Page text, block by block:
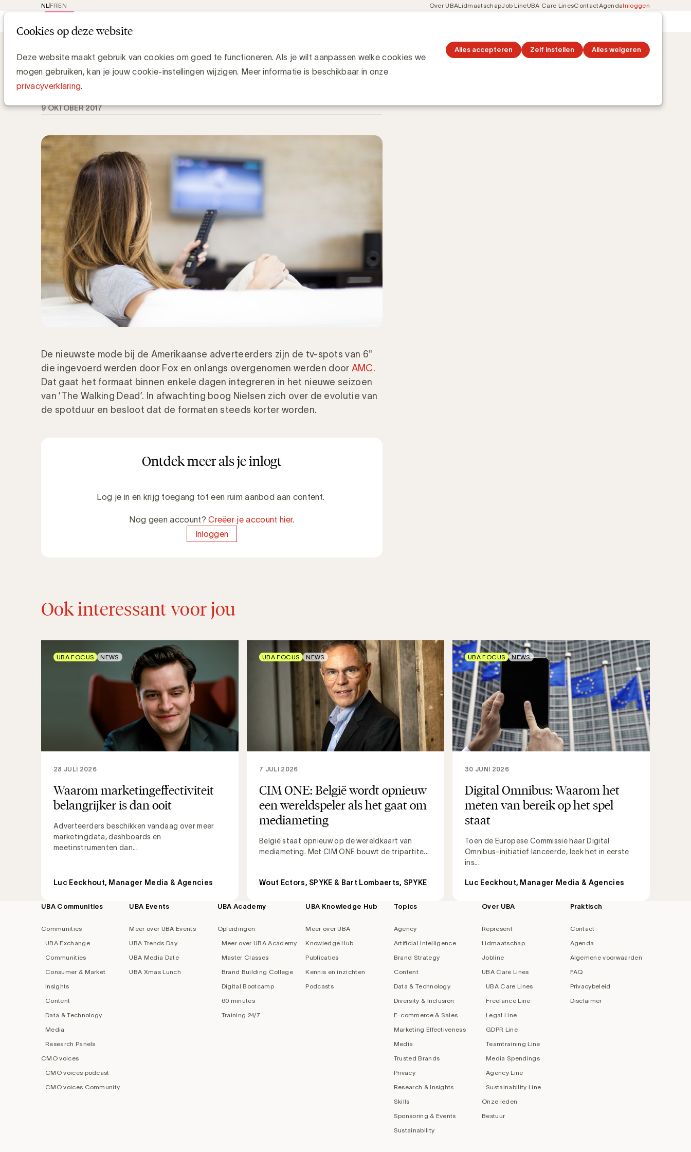
Cookies op deze website
Deze website maakt gebruik van cookies om goed te functioneren. Als je wilt aanpassen welke cookies we
mogen gebruiken, kan je jouw cookie-instellingen wijzigen. Meer informatie is beschikbaar in onze
privacyverklaring.
Alles accepteren Zelf instellen Alles weigeren
EN
FR
NL
Meta
Over UBALidmaatschapJob LineUBA Care LinesContactAgendaInloggen
Korte formaten steeds populairder
Media Marketing
9 OKTOBER 2017
De nieuwste mode bij de Amerikaanse adverteerders zijn de tv-spots van 6"
die ingevoerd werden door Fox en onlangs overgenomen werden door AMC.
Dat gaat het formaat binnen enkele dagen integreren in het nieuwe seizoen
van ’The Walking Dead’. In afwachting boog Nielsen zich over de evolutie van
de spotduur en besloot dat de formaten steeds korter worden.
Ontdek meer als je inlogt
Log je in en krijg toegang tot een ruim aanbod aan content.
Nog geen account?Creëer je account hier.
Inloggen
Ook interessant voor jou
Waarom marketingeffectiviteit
belangrijker is dan ooit
Adverteerders beschikken vandaag over meer
marketingdata, dashboards en
meetinstrumenten dan...
28 JULI 2026
Luc Eeckhout, Manager Media & Agencies
UBA FOCUS NEWS
CIM ONE: België wordt opnieuw
een wereldspeler als het gaat om
mediameting
België staat opnieuw op de wereldkaart van
mediameting. Met CIM ONE bouwt de tripartite...
7 JULI 2026
Wout Ectors, SPYKE & Bart Lombaerts, SPYKE
UBA FOCUS NEWS
Digital Omnibus: Waarom het
meten van bereik op het spel
staat
Toen de Europese Commissie haar Digital
Omnibus-initiatief lanceerde, leek het in eerste
ins...
30 JUNI 2026
Luc Eeckhout, Manager Media & Agencies
UBA FOCUS NEWS
Footer
UBA Communities
Communities
UBA Exchange
Communities
Consumer & Market
Insights
Content
Data & Technology
Media
Research Panels
CMO voices
CMO voices podcast
CMO voices Community
UBA Events
Meer over UBA Events
UBA Trends Day
UBA Media Date
UBA Xmas Lunch
UBA Academy
Opleidingen
Meer over UBA Academy
Master Classes
Brand Building College
Digital Bootcamp
60 minutes
Training 24/7
UBA Knowledge Hub
Meer over UBA
Knowledge Hub
Publicaties
Kennis en inzichten
Podcasts
Topics
Agency
Artificial Intelligence
Brand Strategy
Content
Data & Technology
Diversity & Inclusion
E-commerce & Sales
Marketing Effectiveness
Media
Trusted Brands
Privacy
Research & Insights
Skills
Sponsoring & Events
Sustainability
Over UBA
Represent
Lidmaatschap
Jobline
UBA Care Lines
UBA Care Lines
Freelance Line
Legal Line
GDPR Line
Teamtraining Line
Media Spendings
Agency Line
Sustainability Line
Onze leden
Bestuur
Praktisch
Contact
Agenda
Algemene voorwaarden
FAQ
Privacybeleid
Disclaimer